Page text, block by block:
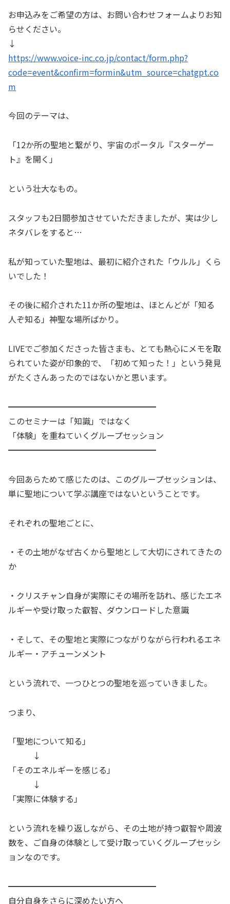
お申込みをご希望の方は、お問い合わせフォームよりお知
らせください。
↓
https://www.voice-inc.co.jp/contact/form.php?
code=event&confirm=formin&utm_source=chatgpt.co
m
今回のテーマは、
「12か所の聖地と繋がり、宇宙のポータル『スターゲー
ト』を開く」
という壮大なもの。
スタッフも2日間参加させていただきましたが、実は少し
ネタバレをすると…
私が知っていた聖地は、最初に紹介された「ウルル」くら
いでした！
その後に紹介された11か所の聖地は、ほとんどが「知る
人ぞ知る」神聖な場所ばかり。
LIVEでご参加くださった皆さまも、とても熱心にメモを取
られていた姿が印象的で、「初めて知った！」という発見
がたくさんあったのではないかと思います。
━━━━━━━━━━━━━━━━━━
このセミナーは「知識」ではなく
「体験」を重ねていくグループセッション
━━━━━━━━━━━━━━━━━━
今回あらためて感じたのは、このグループセッションは、
単に聖地について学ぶ講座ではないということです。
それぞれの聖地ごとに、
・その土地がなぜ古くから聖地として大切にされてきたの
か
・クリスチャン自身が実際にその場所を訪れ、感じたエネ
ルギーや受け取った叡智、ダウンロードした意識
・そして、その聖地と実際につながりながら行われるエネ
ルギー・アチューンメント
という流れで、一つひとつの聖地を巡っていきました。
つまり、
「聖地について知る」
↓
「そのエネルギーを感じる」
↓
「実際に体験する」
という流れを繰り返しながら、その土地が持つ叡智や周波
数を、ご自身の体験として受け取っていくグループセッシ
ョンなのです。
━━━━━━━━━━━━━━━━━━
自分自身をさらに深めたい方へ